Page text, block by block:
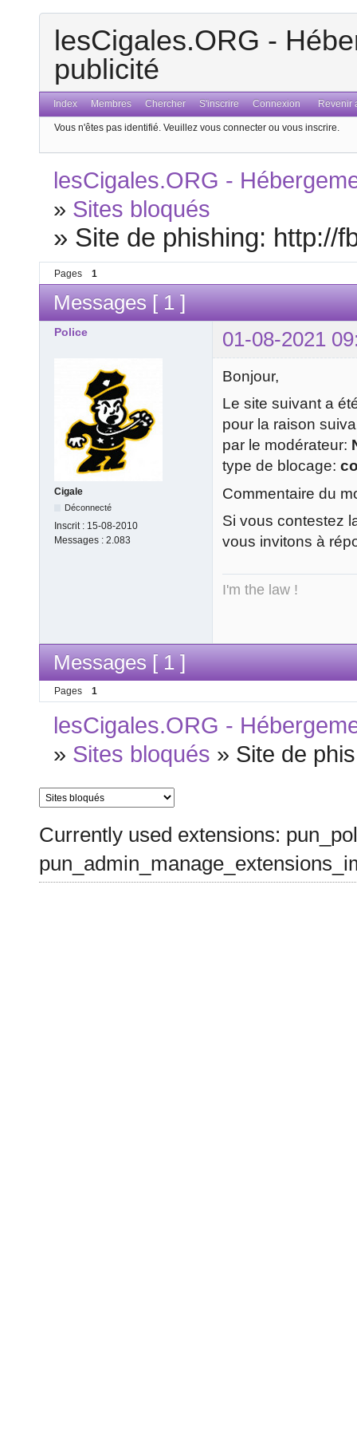
lesCigales.ORG -
publicité
Index Membres Chercher S'inscrire Connexion Revenir
Vous n'êtes pas identifié. Veuillez vous connecter ou vous inscrire.
lesCigales.ORG -
» Sites bloqués
» Site de phishing: http://
Pages 1
Messages [ 1 ]
Police 01-08-2021
Cigale
Déconnecté
Inscrit : 15-08-2010
Messages : 2.083
Bonjour,
Le site suivant a
pour la raison
par le modérateur:
type de blocage:
Commentaire du
Si vous contestez
vous invitons à
I'm the law !
Messages [ 1 ]
Pages 1
lesCigales.ORG -
» Sites bloqués » Site de
Currently used extensions: